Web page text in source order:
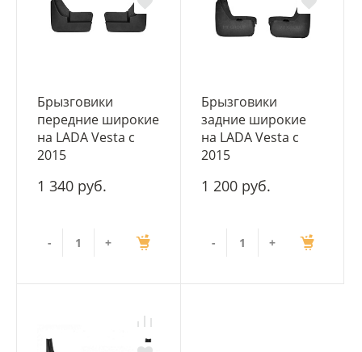
Брызговики
передние широкие
на LADA Vesta с
2015
1 340 руб.
- +
Брызговики
задние широкие
на LADA Vesta с
2015
1 200 руб.
- +